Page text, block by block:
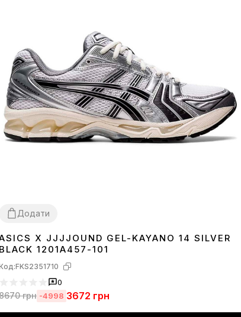
Додати
36 373839 4041 424344 45
X JJJJOUND GEL-KAYANO 14 SILVER
BLACK 1201A457-101
FKS2351710
0
грн -4998 3672 грн